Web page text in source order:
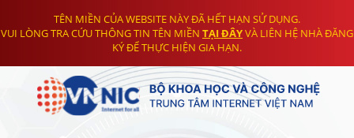
TÊN MIỀN CỦA WEBSITE NÀY ĐÃ HẾT HẠN SỬ DỤNG.
VUI LÒNG TRA CỨU THÔNG TIN TÊN MIỀN TẠI ĐÂYVÀ LIÊN HỆ NHÀ ĐĂNG
KÝ ĐỂ THỰC HIỆN GIA HẠN.